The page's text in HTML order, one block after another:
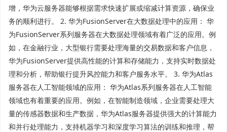
增，华为云服务器能够根据需求快速扩展或缩减计算资源，确保业
务的顺利进行。 2. 华为FusionServer在大数据处理中的应用： 华
为FusionServer系列服务器在大数据处理领域有着广泛的应用。例
如，在金融行业，大型银行需要处理海量的交易数据和客户信息，
华为FusionServer提供高性能的计算和存储能力，支持实时数据处
理和分析，帮助银行提升风控能力和客户服务水平。 3. 华为Atlas
服务器在人工智能领域的应用： 华为Atlas系列服务器在人工智能
领域也有着重要的应用。例如，在智能制造领域，企业需要处理大
量的传感器数据和生产数据，华为Atlas服务器提供强大的计算能力
和并行处理能力，支持机器学习和深度学习算法的训练和推理，帮